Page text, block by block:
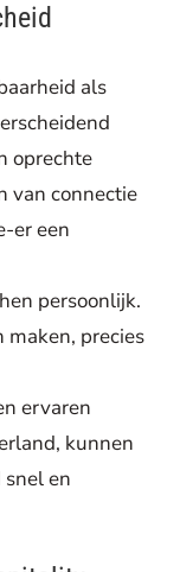
als
oprechte
van connectie
er een
persoonlijk.
precies
ervaren
kunnen
en